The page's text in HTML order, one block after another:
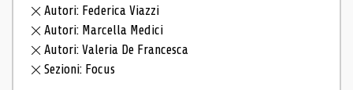
Autori: Federica Viazzi
Autori: Marcella Medici
Autori: Valeria De Francesca
Sezioni: Focus